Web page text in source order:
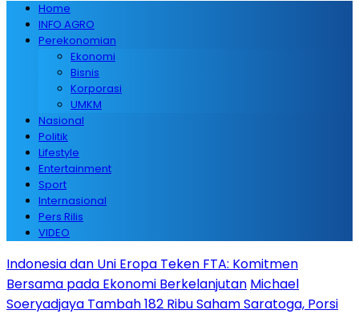
Home
INFO AGRO
Perekonomian
Ekonomi
Bisnis
Korporasi
UMKM
Nasional
Politik
Lifestyle
Entertainment
Sport
Internasional
Pers Rilis
VIDEO
Indonesia dan Uni Eropa Teken FTA: Komitmen
Bersama pada Ekonomi Berkelanjutan Michael
Soeryadjaya Tambah 182 Ribu Saham Saratoga, Porsi